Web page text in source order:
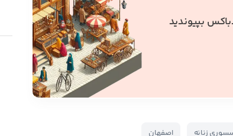
بپیوندید
زنانه اصفهان